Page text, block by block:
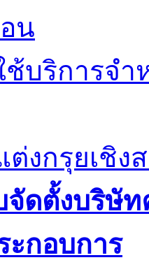
น
ช้บริการจ
ต่งกรุยเชิง
จัดตั้งบริษั
ะกอบการ